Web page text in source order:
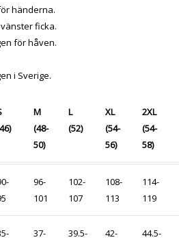
händerna.
ficka.
för håven.
i Sverige.
M
(48-
50)
L
(52)
XL
(54-
56)
2XL
(54-
58)
96-
101
102-
107
108-
113
114-
119
37-
39.5-
42-
44.5-